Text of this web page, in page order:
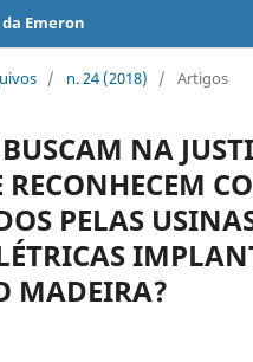
Emeron
/ n. 24 (2018) / Artigos
NA
RECONHECEM
PELAS
MADEIRA?